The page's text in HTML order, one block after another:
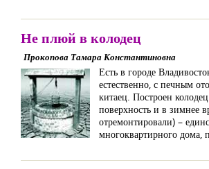
Не плюй в колодец
Прокопова Тамара Константиновна
Есть в городе
естественно, с печным
китаец. Построен
поверхность и в зимнее
отремонтировали) –
многоквартирного